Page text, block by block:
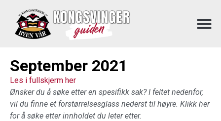
September 2021
Les i fullskjerm her
Ønsker du å søke etter en spesifikk sak? I feltet nedenfor,
vil du finne et forstørrelsesglass nederst til høyre. Klikk her
for å søke etter innholdet du leter etter.